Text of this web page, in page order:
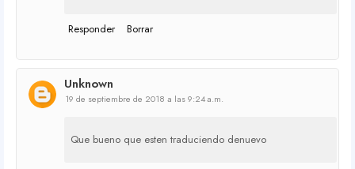
Responder Borrar
Unknown
19 de septiembre de 2018 a las 9:24 a.m.
Que bueno que esten traduciendo denuevo